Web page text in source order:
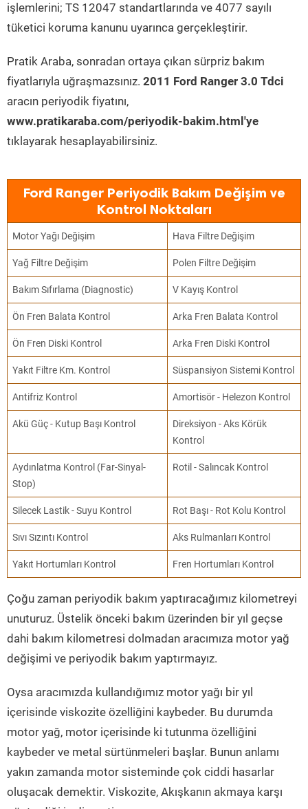
işlemlerini; TS 12047 standartlarında ve 4077 sayılı
tüketici koruma kanunu uyarınca gerçekleştirir.
Pratik Araba, sonradan ortaya çıkan sürpriz bakım
fiyatlarıyla uğraşmazsınız. 2011 Ford Ranger 3.0 Tdci
aracın periyodik fiyatını,
www.pratikaraba.com/periyodik-bakim.html'ye
tıklayarak hesaplayabilirsiniz.
Ford Ranger Periyodik Bakım Değişim ve
Kontrol Noktaları
Motor Yağı Değişim Hava Filtre Değişim
Yağ Filtre Değişim Polen Filtre Değişim
Bakım Sıfırlama (Diagnostic) V Kayış Kontrol
Ön Fren Balata Kontrol Arka Fren Balata Kontrol
Ön Fren Diski Kontrol Arka Fren Diski Kontrol
Yakıt Filtre Km. Kontrol Süspansiyon Sistemi Kontrol
Antifriz Kontrol Amortisör - Helezon Kontrol
Akü Güç - Kutup Başı Kontrol
Direksiyon - Aks Körük
Kontrol
Aydınlatma Kontrol (Far-Sinyal-
Stop)
Rotil - Salıncak Kontrol
Silecek Lastik - Suyu Kontrol Rot Başı - Rot Kolu Kontrol
Sıvı Sızıntı Kontrol Aks Rulmanları Kontrol
Yakıt Hortumları Kontrol Fren Hortumları Kontrol
Çoğu zaman periyodik bakım yaptıracağımız kilometreyi
unuturuz. Üstelik önceki bakım üzerinden bir yıl geçse
dahi bakım kilometresi dolmadan aracımıza motor yağ
değişimi ve periyodik bakım yaptırmayız.
Oysa aracımızda kullandığımız motor yağı bir yıl
içerisinde viskozite özelliğini kaybeder. Bu durumda
motor yağ, motor içerisinde ki tutunma özelliğini
kaybeder ve metal sürtünmeleri başlar. Bunun anlamı
yakın zamanda motor sisteminde çok ciddi hasarlar
oluşacak demektir. Viskozite, Akışkanın akmaya karşı